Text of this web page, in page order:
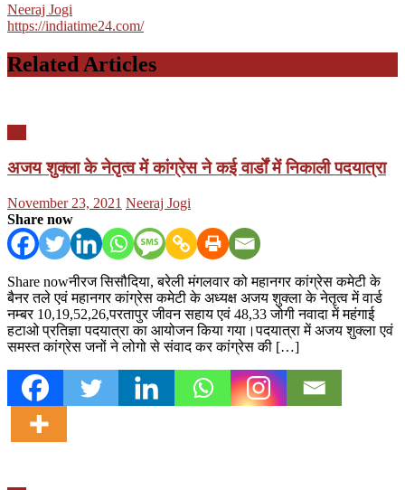
Neeraj Jogi
https://indiatime24.com/
Related Articles
अजय शुक्ला के नेतृत्व में कांग्रेस ने कई वार्डों में निकाली पदयात्रा
Posted
on
November 23, 2021 Author
Neeraj Jogi
Share now
Share nowनीरज सिसौदिया, बरेली मंगलवार को महानगर कांग्रेस कमेटी के
बैनर तले एवं महानगर कांग्रेस कमेटी के अध्यक्ष अजय शुक्ला के नेतृत्व में वार्ड
नम्बर 10,19,52,26,परतापुर जीवन सहाय एवं 48,33 जोगी नवादा में महंगाई
हटाओ प्रतिज्ञा पदयात्रा का आयोजन किया गया।पदयात्रा में अजय शुक्ला एवं
समस्त कांग्रेस जनों ने लोगो से संवाद कर कांग्रेस की […]